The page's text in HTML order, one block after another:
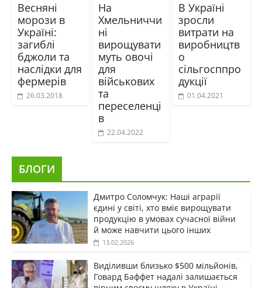
Весняні
морози в
Україні:
загиблі
бджоли та
наслідки для
фермерів
26.03.2018
На
Хмельниччи
ні
вирощувати
муть овочі
для
військових
та
переселенці
в
22.04.2022
В Україні
зросли
витрати на
виробництв
о
сільгосппро
дукції
01.04.2021
БЛОГИ
Дмитро Соломчук: Наші аграрії
єдині у світі, хто вміє вирощувати
продукцію в умовах сучасної війни
й може навчити цього інших
13.02.2026
Виділивши близько $500 мільйонів,
Говард Баффет надалі залишається